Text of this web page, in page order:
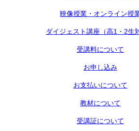
映像授業・オンライン授
ダイジェスト講座（高1・2生
受講料について
お申し込み
お支払いについて
教材について
受講証について